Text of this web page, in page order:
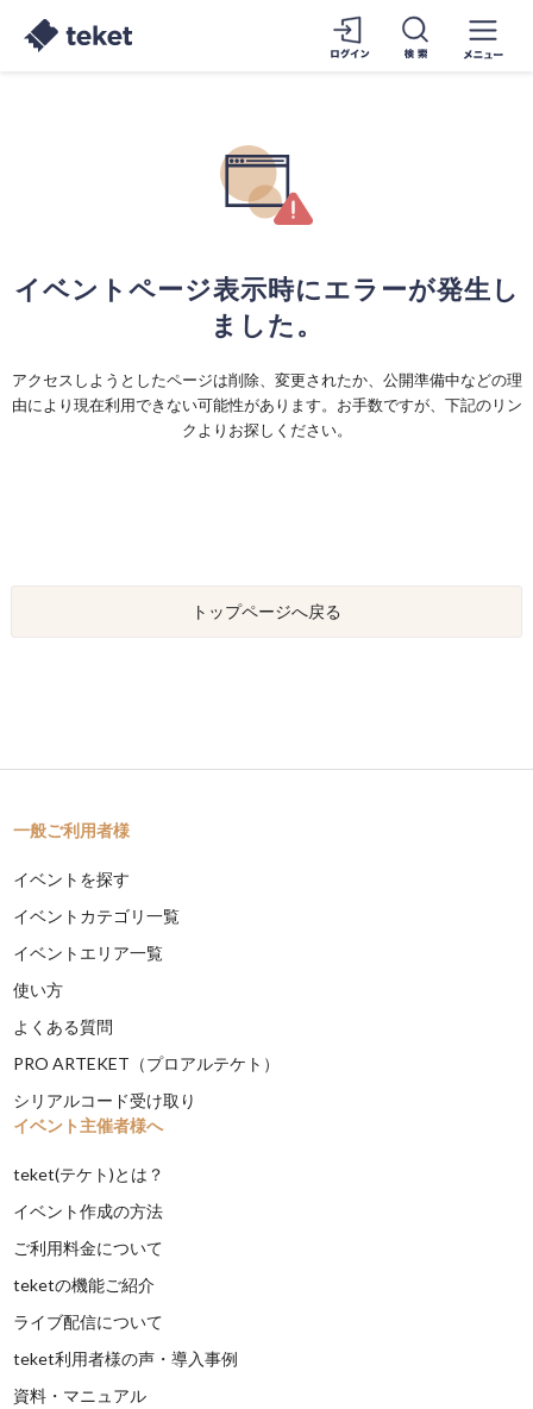
イベントページ表示時にエラーが発生し
ました。
アクセスしようとしたページは削除、変更されたか、公開準備中などの理
由により現在利用できない可能性があります。お手数ですが、下記のリン
クよりお探しください。
トップページへ戻る
一般ご利用者様
イベントを探す
イベントカテゴリ一覧
イベントエリア一覧
使い方
よくある質問
PRO ARTEKET（プロアルテケト）
シリアルコード受け取り
イベント主催者様へ
teket(テケト)とは？
イベント作成の方法
ご利用料金について
teketの機能ご紹介
ライブ配信について
teket利用者様の声・導入事例
資料・マニュアル